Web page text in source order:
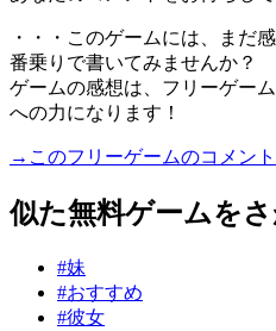
・・・このゲームには、まだ
番乗りで書いてみませんか？
ゲームの感想は、フリーゲー
への力になります！
→このフリーゲームのコメン
似た無料ゲームをさ
#妹
#おすすめ
#彼女